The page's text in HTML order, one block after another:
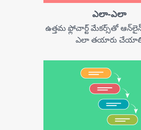
ఎలా-ఎలా
ఉత్తమ ఫ్లోచార్ట్ మేకర్స్‌తో
ఎలా తయారు